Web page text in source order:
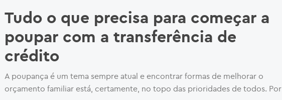
Tudo o que precisa para começar a
poupar com a transferência de
crédito
A poupança é um tema sempre atual e encontrar formas de melhorar o
orçamento familiar está, certamente, no topo das prioridades de todos. Por